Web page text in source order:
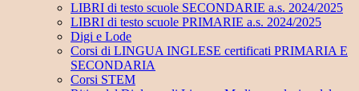
LIBRI di testo scuole SECONDARIE a.s. 2024/2025
LIBRI di testo scuole PRIMARIE a.s. 2024/2025
Digi e Lode
Corsi di LINGUA INGLESE certificati PRIMARIA E
SECONDARIA
Corsi STEM